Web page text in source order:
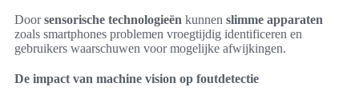
Doorsensorische technologieën kunnen slimme apparaten
zoals smartphones problemen vroegtijdig identificeren en
gebruikers waarschuwen voor mogelijke afwijkingen.
De impact van machine vision op foutdetectie